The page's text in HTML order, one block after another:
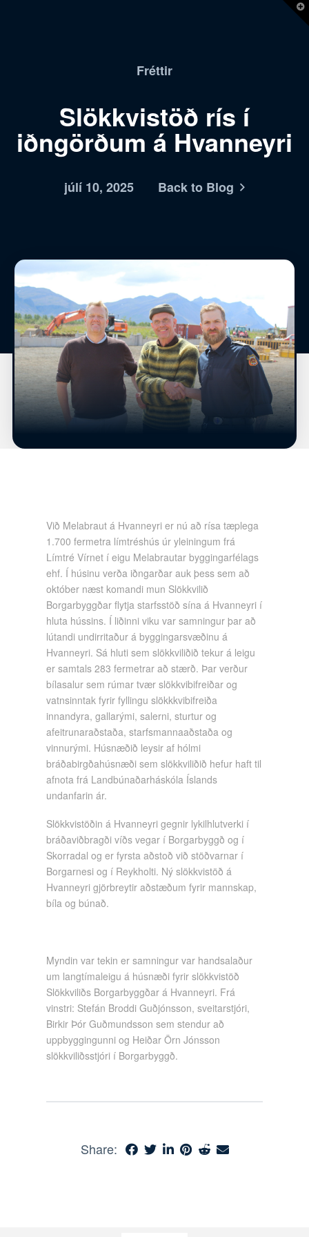
Fréttir
Slökkvistöð rís í
iðngörðum á Hvanneyri
júlí 10, 2025 Back to Blog
Við Melabraut á Hvanneyri er nú að rísa tæplega
1.700 fermetra límtréshús úr yleiningum frá
Límtré Vírnet í eigu Melabrautar byggingarfélags
ehf. Í húsinu verða iðngarðar auk þess sem að
október næst komandi mun Slökkvilið
Borgarbyggðar flytja starfsstöð sína á Hvanneyri í
hluta hússins. Í liðinni viku var samningur þar að
lútandi undirritaður á byggingarsvæðinu á
Hvanneyri. Sá hluti sem slökkviliðið tekur á leigu
er samtals 283 fermetrar að stærð. Þar verður
bílasalur sem rúmar tvær slökkvibifreiðar og
vatnsinntak fyrir fyllingu slökkkvibifreiða
innandyra, gallarými, salerni, sturtur og
afeitrunaraðstaða, starfsmannaaðstaða og
vinnurými. Húsnæðið leysir af hólmi
bráðabirgðahúsnæði sem slökkviliðið hefur haft til
afnota frá Landbúnaðarháskóla Íslands
undanfarin ár.
Slökkvistöðin á Hvanneyri gegnir lykilhlutverki í
bráðaviðbragði víðs vegar í Borgarbyggð og í
Skorradal og er fyrsta aðstoð við stöðvarnar í
Borgarnesi og í Reykholti. Ný slökkvistöð á
Hvanneyri gjörbreytir aðstæðum fyrir mannskap,
bíla og búnað.
Myndin var tekin er samningur var handsalaður
um langtímaleigu á húsnæði fyrir slökkvistöð
Slökkviliðs Borgarbyggðar á Hvanneyri. Frá
vinstri: Stefán Broddi Guðjónsson, sveitarstjóri,
Birkir Þór Guðmundsson sem stendur að
uppbyggingunni og Heiðar Örn Jónsson
slökkviliðsstjóri í Borgarbyggð.
Share: